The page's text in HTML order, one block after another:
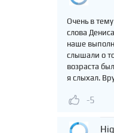
Очень в
слова
наше
слышали о
возраста
я слыхал.
-5